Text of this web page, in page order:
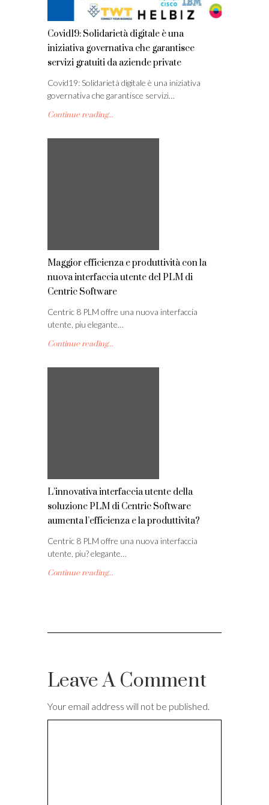
Covid19: Solidarietà digitale è una
iniziativa governativa che garantisce
servizi gratuiti da aziende private
Covid19: Solidarietà digitale è una iniziativa
governativa che garantisce servizi…
Continue reading...
Maggior efficienza e produttività con la
nuova interfaccia utente del PLM di
Centric Software
Centric 8 PLM offre una nuova interfaccia
utente, piu elegante…
Continue reading...
L’innovativa interfaccia utente della
soluzione PLM di Centric Software
aumenta l’efficienza e la produttivita?
Centric 8 PLM offre una nuova interfaccia
utente, piu? elegante…
Continue reading...
Leave A Comment
Your email address will not be published.